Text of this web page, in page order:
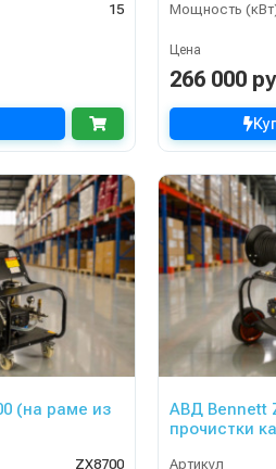
15
Мощность
Цена
266 000
(на раме из
ZX8700
АВД Bennett
прочистки
Артикул